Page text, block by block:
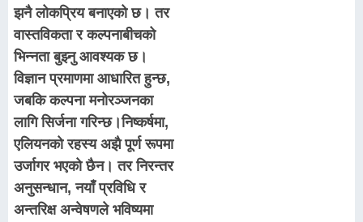
झनै लोकप्रिय बनाएको छ। तर
वास्तविकता र कल्पनाबीचको
भिन्नता बुझ्नु आवश्यक छ।
विज्ञान प्रमाणमा आधारित हुन्छ,
जबकि कल्पना मनोरञ्जनका
लागि सिर्जना गरिन्छ।निष्कर्षमा,
एलियनको रहस्य अझै पूर्ण रूपमा
उर्जागर भएको छैन। तर निरन्तर
अनुसन्धान, नयाँ प्रविधि र
अन्तरिक्ष अन्वेषणले भविष्यमा